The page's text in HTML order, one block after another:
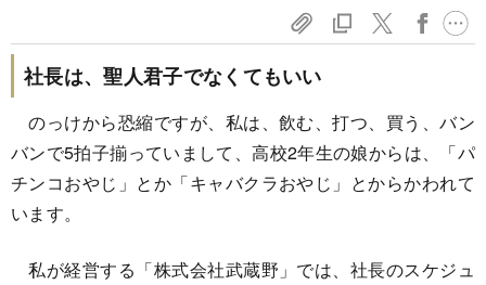
社長は、聖人君子でなくてもいい
のっけから恐縮ですが、私は、飲む、打つ、買う、バン
バンで5拍子揃っていまして、高校2年生の娘からは、「パ
チンコおやじ」とか「キャバクラおやじ」とからかわれて
います。
私が経営する「株式会社武蔵野」では、社長のスケジュ